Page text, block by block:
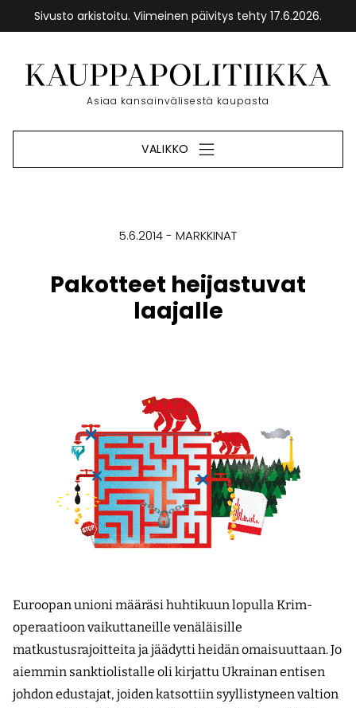
Sivusto arkistoitu. Viimeinen päivitys tehty 17.6.2026.
sisältöön
Etusivu
Asiaa kansainvälisestä kaupasta
VALIKKO
5.6.2014 MARKKINAT
Pakotteet heijastuvat
laajalle
Euroopan unioni määräsi huhtikuun lopulla Krim-
operaatioon vaikuttaneille venäläisille
matkustusrajoitteita ja jäädytti heidän omaisuuttaan. Jo
aiemmin sanktiolistalle oli kirjattu Ukrainan entisen
johdon edustajat, joiden katsottiin syyllistyneen valtion